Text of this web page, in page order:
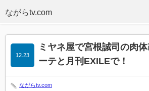
ミヤネ屋で宮根誠司の肉
ーテと月刊EXILEで！
12.23
ながらtv.com